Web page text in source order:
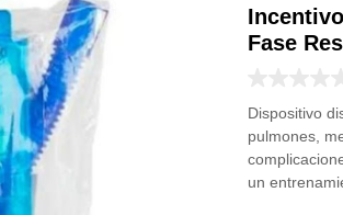
y otros.
deportiva
Fase
puntuación
Enlace
en
la
misma
página.
Dispositivo
pulmones,
un
expansión